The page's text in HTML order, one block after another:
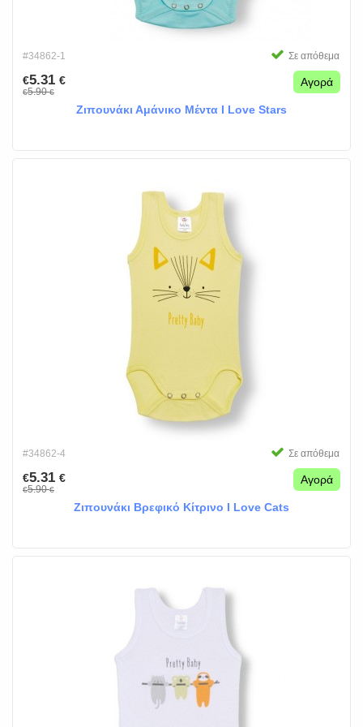
#34862-1 Σε απόθεμα
€5.31 €
€5.90€
Αγορά
Ζιπουνάκι Αμάνικο Μέντα I Love Stars
#34862-4 Σε απόθεμα
€5.31 €
€5.90€
Αγορά
Ζιπουνάκι Βρεφικό Κίτρινο I Love Cats